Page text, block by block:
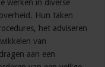
werken in diverse
Hun taken
het adviseren
van
aan een